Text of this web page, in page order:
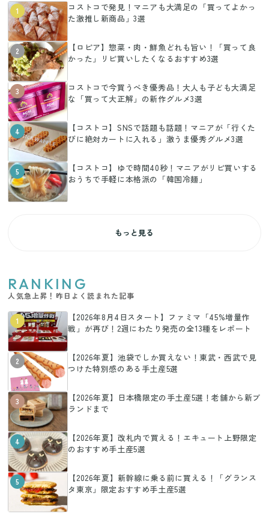
1
コストコで発見！マニアも大満足の「買ってよかっ
た激推し新商品」3選
2
【ロピア】惣菜・肉・鮮魚どれも旨い！「買って良
かった」リピ買いしたくなるおすすめ3選
3
コストコで今買うべき優秀品！大人も子ども大満足
な「買って大正解」の新作グルメ3選
4
【コストコ】SNSで話題も話題！マニアが「行くた
びに絶対カートに入れる」激うま優秀グルメ3選
5
【コストコ】ゆで時間40秒！マニアがリピ買いする
おうちで手軽に本格派の「韓国冷麺」
もっと見る
RANKING
人気急上昇！昨日よく読まれた記事
1
【2026年8月4日スタート】ファミマ「45%増量作
戦」が再び！2週にわたり発売の全13種をレポート
2
【2026年夏】池袋でしか買えない！東武・西武で見
つけた特別感のある手土産5選
3
【2026年夏】日本橋限定の手土産5選！老舗から新ブ
ランドまで
4
【2026年夏】改札内で買える！エキュート上野限定
のおすすめ手土産5選
5
【2026年夏】新幹線に乗る前に買える！「グランス
タ東京」限定おすすめ手土産5選